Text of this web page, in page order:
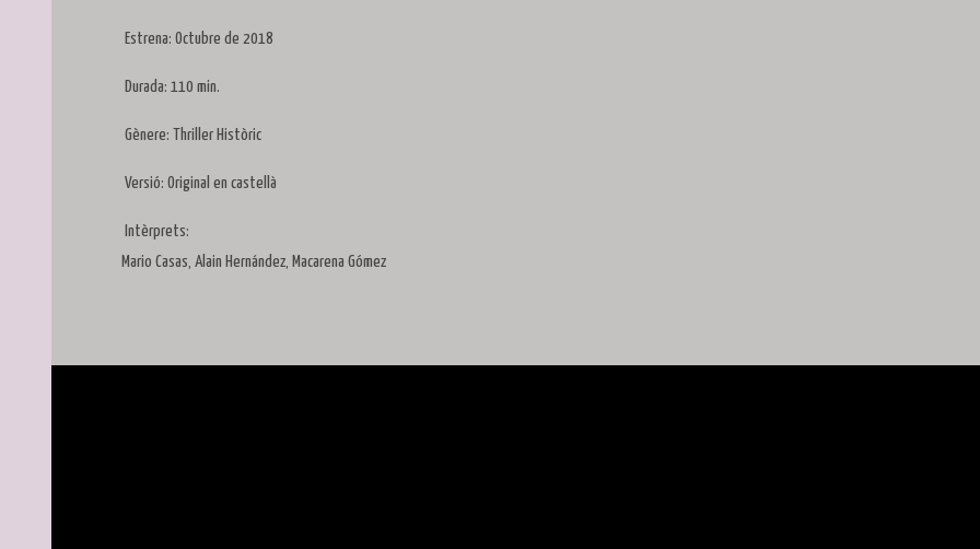
Estrena: Octubre de 2018
Durada: 110 min.
Gènere: Thriller Històric
Versió: Original en castellà
Intèrprets:
Mario Casas, Alain Hernández, Macarena Gómez